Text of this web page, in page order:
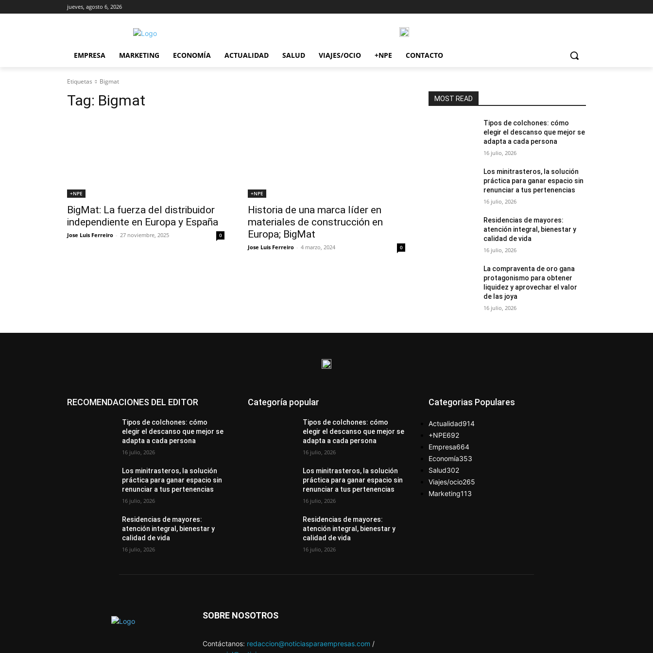
jueves, agosto 6, 2026
EMPRESA MARKETING ECONOMÍA ACTUALIDAD SALUD VIAJES/OCIO +NPE CONTACTO
Etiquetas Bigmat
Tag: Bigmat
+NPE
BigMat: La fuerza del distribuidor
independiente en Europa y España
Jose Luis Ferreiro - 27 noviembre, 2025 0
+NPE
Historia de una marca líder en
materiales de construcción en
Europa; BigMat
Jose Luis Ferreiro - 4 marzo, 2024 0
MOST READ
Tipos de colchones: cómo
elegir el descanso que mejor se
adapta a cada persona
16 julio, 2026
Los minitrasteros, la solución
práctica para ganar espacio sin
renunciar a tus pertenencias
16 julio, 2026
Residencias de mayores:
atención integral, bienestar y
calidad de vida
16 julio, 2026
La compraventa de oro gana
protagonismo para obtener
liquidez y aprovechar el valor
de las joya
16 julio, 2026
RECOMENDACIONES DEL EDITOR
Tipos de colchones: cómo
elegir el descanso que mejor se
adapta a cada persona
16 julio, 2026
Los minitrasteros, la solución
práctica para ganar espacio sin
renunciar a tus pertenencias
16 julio, 2026
Residencias de mayores:
atención integral, bienestar y
calidad de vida
16 julio, 2026
Categoría popular
Tipos de colchones: cómo
elegir el descanso que mejor se
adapta a cada persona
16 julio, 2026
Los minitrasteros, la solución
práctica para ganar espacio sin
renunciar a tus pertenencias
16 julio, 2026
Residencias de mayores:
atención integral, bienestar y
calidad de vida
16 julio, 2026
Categorias Populares
Actualidad914
+NPE692
Empresa664
Economía353
Salud302
Viajes/ocio265
Marketing113
SOBRE NOSOTROS
Contáctanos: redaccion@noticiasparaempresas.com /